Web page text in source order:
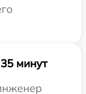
минут